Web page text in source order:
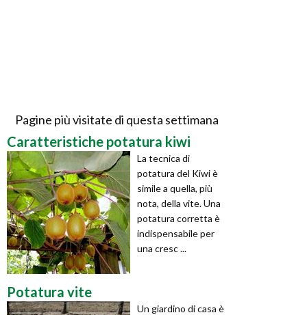
Pagine più visitate di questa settimana
Caratteristiche potatura kiwi
La tecnica di
potatura del Kiwi è
simile a quella, più
nota, della vite. Una
potatura corretta è
indispensabile per
una cresc ...
Potatura vite
Un giardino di casa è